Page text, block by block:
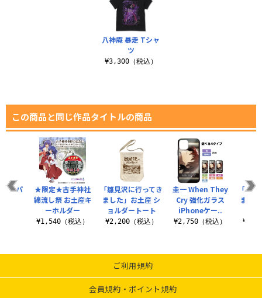
八神庵 暴走 Tシャ
ツ
¥3,300（税込）
この商品と同じ作品タイトルの商品
「雛見沢に行ってき
ました」お土産 シ
ョルダートート
¥2,200（税込）
圭一 When They
Cry 強化ガラス
iPhoneケー..
¥2,750（税込）
「雛
まし
ーパ
★限定★古手神社
綿流し祭 お土産キ
ーホルダー
¥1,540（税込）
ご利用規約
会員規約・ポイント規約